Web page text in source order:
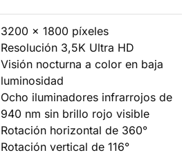
3200 x 1800 píxeles
Resolución 3,5K Ultra HD
Visión nocturna a color en baja
luminosidad
Ocho iluminadores infrarrojos de
940 nm sin brillo rojo visible
Rotación horizontal de 360°
Rotación vertical de 116°